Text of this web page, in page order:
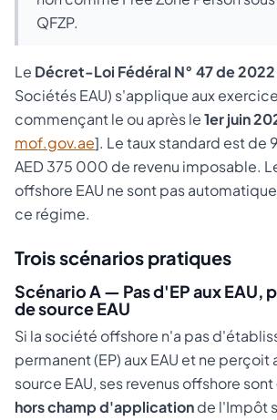
QFZP.
Le Décret-Loi Fédéral N° 47 de 2022
Sociétés EAU) s'applique aux
commençant le ou après le1er juin
mof.gov.ae]. Le taux standard est de
AED 375 000 de revenu imposable.
offshore EAU ne sont pas
ce régime.
Trois scénarios pratiques
Scénario A — Pas d'EP aux EAU,
de source EAU
Si la société offshore n'a pas
permanent (EP) aux EAU et ne perçoit
source EAU, ses revenus offshore sont
hors champ d'applicationde l'Impôt